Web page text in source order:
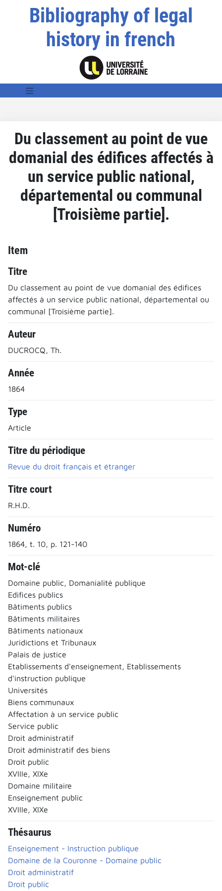
Bibliography of legal
history in french
Du classement au point de vue
domanial des édifices affectés à
un service public national,
départemental ou communal
[Troisième partie].
Item
Titre
Du classement au point de vue domanial des édifices
affectés à un service public national, départemental ou
communal [Troisième partie].
Auteur
DUCROCQ, Th.
Année
1864
Type
Article
Titre du périodique
Revue du droit français et étranger
Titre court
R.H.D.
Numéro
1864, t. 10, p. 121-140
Mot-clé
Domaine public, Domanialité publique
Edifices publics
Bâtiments publics
Bâtiments militaires
Bâtiments nationaux
Juridictions et Tribunaux
Palais de justice
Etablissements d'enseignement, Etablissements
d'instruction publique
Universités
Biens communaux
Affectation à un service public
Service public
Droit administratif
Droit administratif des biens
Droit public
XVIIIe, XIXe
Domaine militaire
Enseignement public
XVIIIe, XIXe
Thésaurus
Enseignement - Instruction publique
Domaine de la Couronne - Domaine public
Droit administratif
Droit public